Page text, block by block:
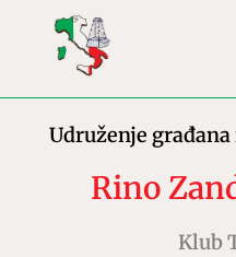
Udruženje
Rino
Klub